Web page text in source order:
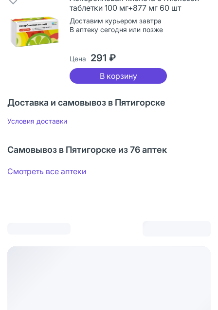
таблетки 100 мг+877 мг 60 шт
Доставим курьером завтра
В аптеку сегодня или позже
Цена 291 ₽
В корзину
Доставка и самовывоз в Пятигорске
Условия доставки
Самовывоз в Пятигорске из 76 аптек
Смотреть все аптеки